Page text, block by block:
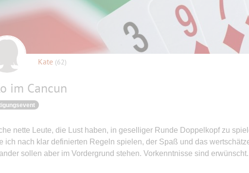
Kate (62)
im Cancun
nette Leute, die Lust haben, in geselliger Runde Doppelkopf zu
ich nach klar definierten Regeln spielen, der Spaß und das
sollen aber im Vordergrund stehen. Vorkenntnisse sind erwünscht.